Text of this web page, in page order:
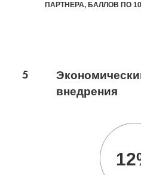
ПАРТНЕРА, БАЛЛОВ ПО
5
внедрения